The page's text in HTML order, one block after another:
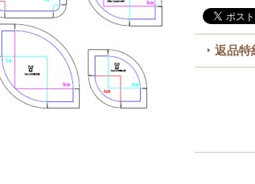
返品特